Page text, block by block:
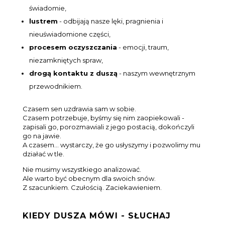
świadomie,
lustrem - odbijają nasze lęki, pragnienia i
nieuświadomione części,
procesem oczyszczania - emocji, traum,
niezamkniętych spraw,
drogą kontaktu z duszą- naszym wewnętrznym
przewodnikiem.
Czasem sen uzdrawia sam w sobie.
Czasem potrzebuje, byśmy się nim zaopiekowali -
zapisali go, porozmawiali z jego postacią, dokończyli
go na jawie.
A czasem… wystarczy, że go usłyszymyi pozwolimy mu
działać w tle.
Nie musimy wszystkiego analizować.
Ale warto być obecnym dla swoich snów.
Z szacunkiem. Czułością. Zaciekawieniem.
KIEDY DUSZA MÓWI - SŁUCHAJ